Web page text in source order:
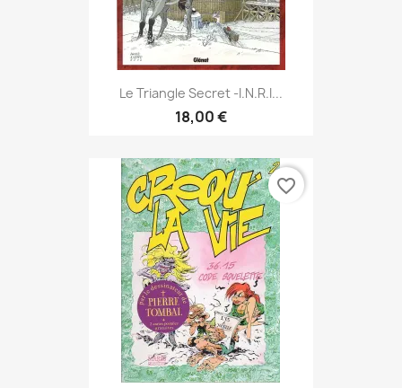
Le Triangle Secret -I.N.R.I...
18,00 €
favorite_border